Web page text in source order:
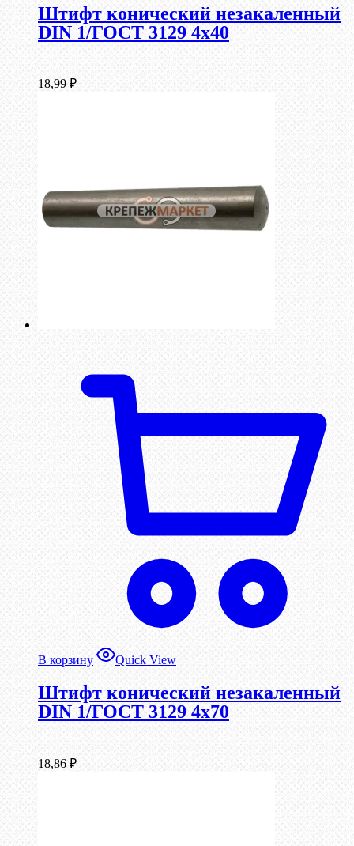
Штифт конический незакаленный
DIN 1/ГОСТ 3129 4х40
18,99 ₽
В корзину Quick View
Штифт конический незакаленный
DIN 1/ГОСТ 3129 4х70
18,86 ₽